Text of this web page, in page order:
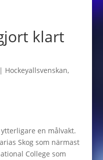
klart
Hockeyallsvenskan,
en målvakt.
Skog som närmast
College som